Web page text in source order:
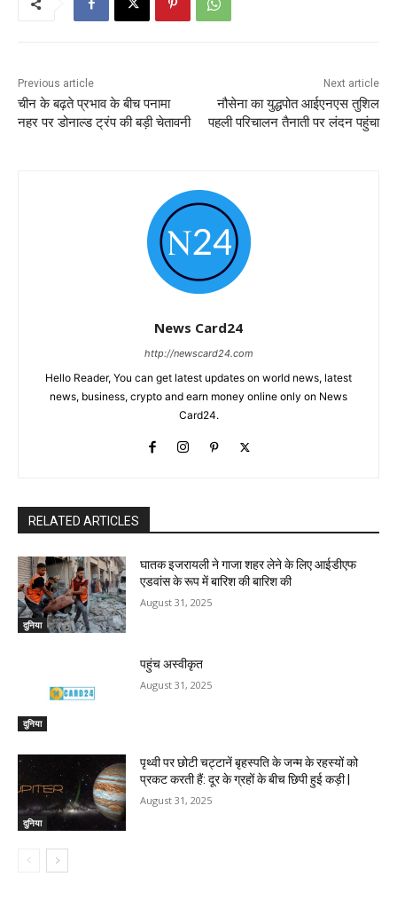
Previous article
चीन के बढ़ते प्रभाव के बीच पनामा
नहर पर डोनाल्ड ट्रंप की बड़ी चेतावनी
Next article
नौसेना का युद्धपोत आईएनएस तुशिल
पहली परिचालन तैनाती पर लंदन पहुंचा
News Card24
http://newscard24.com
Hello Reader, You can get latest updates on world news, latest
news, business, crypto and earn money online only on News
Card24.
RELATED ARTICLES
दुनिया
घातक इजरायली ने गाजा शहर लेने के लिए आईडीएफ
एडवांस के रूप में बारिश की बारिश की
August 31, 2025
दुनिया
पहुंच अस्वीकृत
August 31, 2025
दुनिया
पृथ्वी पर छोटी चट्टानें बृहस्पति के जन्म के रहस्यों को
प्रकट करती हैं: दूर के ग्रहों के बीच छिपी हुई कड़ी |
August 31, 2025